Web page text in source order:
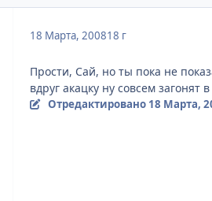
18 Марта, 200818 г
Прости, Сай, но ты пока не
вдруг акацку ну совсем загонят
Отредактировано 18 Марта,